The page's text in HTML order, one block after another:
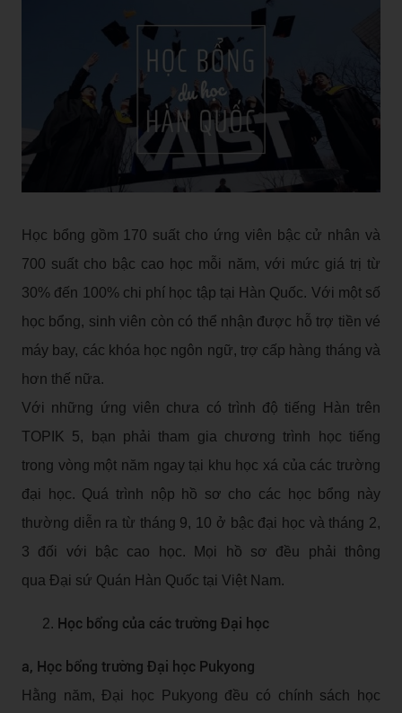
Học bổng gồm 170 suất cho ứng viên bậc cử nhân và
700 suất cho bậc cao học mỗi năm, với mức giá trị từ
30% đến 100% chi phí học tập tại Hàn Quốc. Với một số
học bổng, sinh viên còn có thể nhận được hỗ trợ tiền vé
máy bay, các khóa học ngôn ngữ, trợ cấp hàng tháng và
hơn thế nữa.
Với những ứng viên chưa có trình độ tiếng Hàn trên
TOPIK 5, bạn phải tham gia chương trình học tiếng
trong vòng một năm ngay tại khu học xá của các trường
đại học. Quá trình nộp hồ sơ cho các học bổng này
thường diễn ra từ tháng 9, 10 ở bậc đại học và tháng 2,
3 đối với bậc cao học. Mọi hồ sơ đều phải thông
qua Đại sứ Quán Hàn Quốc tại Việt Nam.
Học bổng của các trường Đại học
a, Học bổng trường Đại học Pukyong
Hằng năm, Đại học Pukyong đều có chính sách học